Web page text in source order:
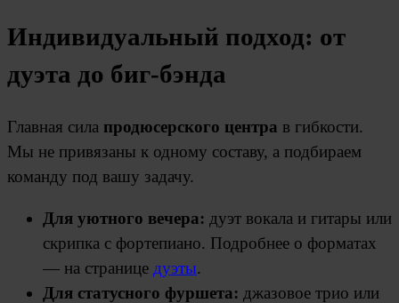
Индивидуальный подход: от
дуэта до биг-бэнда
Главная сила продюсерского центра в гибкости.
Мы не привязаны к одному составу, а подбираем
команду под вашу задачу.
Для уютного вечера: дуэт вокала и гитары или
скрипка с фортепиано. Подробнее о форматах
— на странице дуэты.
Для статусного фуршета: джазовое трио или